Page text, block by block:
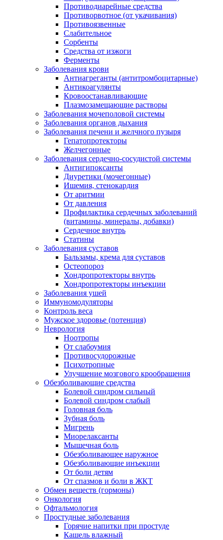
Противодиарейные средства
Противорвотное (от укачивания)
Противоязвенные
Слабительное
Сорбенты
Средства от изжоги
Ферменты
Заболевания крови
Антиагреганты (антитромбоцитарные)
Антикоагулянты
Кровоостанавливающие
Плазмозамещающие растворы
Заболевания мочеполовой системы
Заболевания органов дыхания
Заболевания печени и желчного пузыря
Гепатопротекторы
Желчегонные
Заболевания сердечно-сосудистой системы
Антигипоксанты
Диуретики (мочегонные)
Ишемия, стенокардия
От аритмии
От давления
Профилактика сердечных заболеваний
(витамины, минералы, добавки)
Сердечное внутрь
Статины
Заболевания суставов
Бальзамы, крема для суставов
Остеопороз
Хондропротекторы внутрь
Хондропротекторы инъекции
Заболевания ушей
Иммуномодуляторы
Контроль веса
Мужское здоровье (потенция)
Неврология
Ноотропы
От слабоумия
Противосудорожные
Психотропные
Улучшение мозгового крообращения
Обезболивающие средства
Болевой синдром сильный
Болевой синдром слабый
Головная боль
Зубная боль
Мигрень
Миорелаксанты
Мышечная боль
Обезболивающее наружное
Обезболивающие инъекции
От боли детям
От спазмов и боли в ЖКТ
Обмен веществ (гормоны)
Онкология
Офтальмология
Простудные заболевания
Горячие напитки при простуде
Кашель влажный